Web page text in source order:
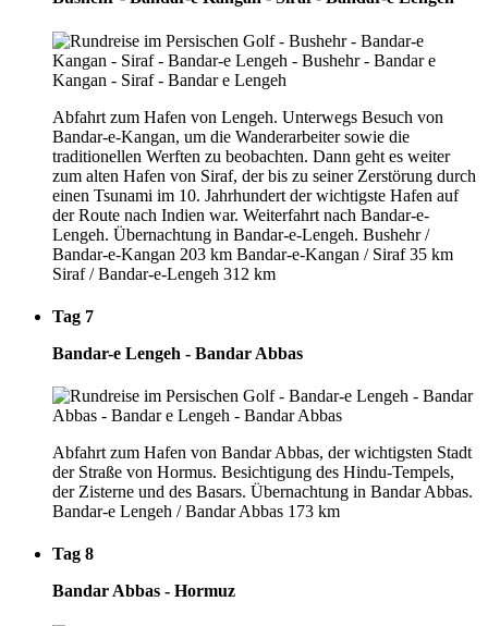
Abfahrt zum Hafen von Lengeh. Unterwegs Besuch von
Bandar-e-Kangan, um die Wanderarbeiter sowie die
traditionellen Werften zu beobachten. Dann geht es weiter
zum alten Hafen von Siraf, der bis zu seiner Zerstörung durch
einen Tsunami im 10. Jahrhundert der wichtigste Hafen auf
der Route nach Indien war. Weiterfahrt nach Bandar-e-
Lengeh. Übernachtung in Bandar-e-Lengeh. Bushehr /
Bandar-e-Kangan 203 km Bandar-e-Kangan / Siraf 35 km
Siraf / Bandar-e-Lengeh 312 km
Tag 7
Bandar-e Lengeh - Bandar Abbas
Abfahrt zum Hafen von Bandar Abbas, der wichtigsten Stadt
der Straße von Hormus. Besichtigung des Hindu-Tempels,
der Zisterne und des Basars. Übernachtung in Bandar Abbas.
Bandar-e Lengeh / Bandar Abbas 173 km
Tag 8
Bandar Abbas - Hormuz